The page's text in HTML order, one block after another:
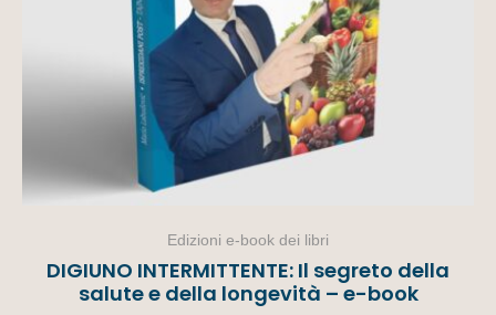
Edizioni e-book dei libri
DIGIUNO INTERMITTENTE: Il segreto della
salute e della longevità – e-book